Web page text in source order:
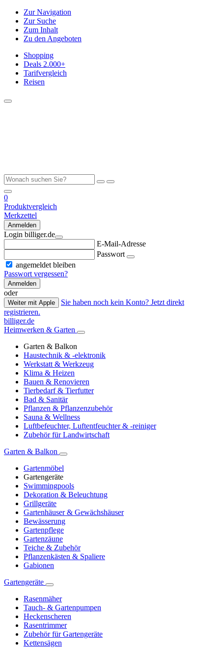
Zur Navigation
Zur Suche
Zum Inhalt
Zu den Angeboten
Shopping
Deals 2.000+
Tarifvergleich
Reisen
0
Produktvergleich
Merkzettel
Anmelden
Login billiger.de
E-Mail-Adresse
Passwort
angemeldet bleiben
Passwort vergessen?
Anmelden
oder
Weiter mit Apple
Sie haben noch kein Konto? Jetzt direkt
registrieren.
billiger.de
Heimwerken & Garten
Garten & Balkon
Haustechnik & -elektronik
Werkstatt & Werkzeug
Klima & Heizen
Bauen & Renovieren
Tierbedarf & Tierfutter
Bad & Sanitär
Pflanzen & Pflanzenzubehör
Sauna & Wellness
Luftbefeuchter, Luftentfeuchter & -reiniger
Zubehör für Landwirtschaft
Garten & Balkon
Gartenmöbel
Gartengeräte
Swimmingpools
Dekoration & Beleuchtung
Grillgeräte
Gartenhäuser & Gewächshäuser
Bewässerung
Gartenpflege
Gartenzäune
Teiche & Zubehör
Pflanzenkästen & Spaliere
Gabionen
Gartengeräte
Rasenmäher
Tauch- & Gartenpumpen
Heckenscheren
Rasentrimmer
Zubehör für Gartengeräte
Kettensägen